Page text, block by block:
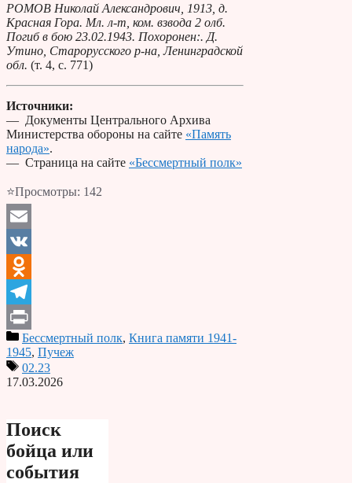
РОМОВ Николай Александрович, 1913, д.
Красная Гора. Мл. л-т, ком. взвода 2 олб.
Погиб в бою 23.02.1943. Похоронен:. Д.
Утино, Старорусского р-на, Ленинградской
обл. (т. 4, с. 771)
Источники:
— Документы Центрального Архива
Министерства обороны на сайте «Память
народа».
— Страница на сайте «Бессмертный полк»
⭐Просмотры: 142
Email
VK
Odnoklassniki
Telegram
PrintБессмертный полк, Книга памяти 1941-
1945, Пучеж
02.23
17.03.2026
Поиск
бойца или
события